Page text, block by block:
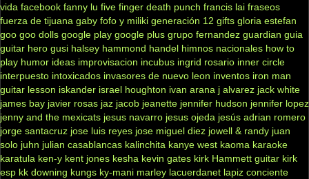
vida facebook fanny lu five finger death punch francis lai fraseos
fuerza de tijuana gaby fofo y miliki generación 12 gifts gloria estefan
goo goo dolls google play google plus grupo fernandez guardian guia
guitar hero gusi halsey hammond handel himnos nacionales how to
play humor ideas improvisacion incubus ingrid rosario inner circle
interpuesto intoxicados invasores de nuevo leon inventos iron man
guitar lesson iskander israel houghton ivan arana j alvarez jack white
james bay javier rosas jaz jacob jeanette jennifer hudson jennifer lopez
jenny and the mexicats jesus navarro jesus ojeda jesús adrian romero
jorge santacruz jose luis reyes jose miguel diez jowell & randy juan
solo juhn julian casablancas kalinchita kanye west kaoma karaoke
karatula ken-y kent jones kesha kevin gates kirk Hammett guitar kirk
esp kk downing kungs ky-mani marley lacuerdanet lapiz conciente